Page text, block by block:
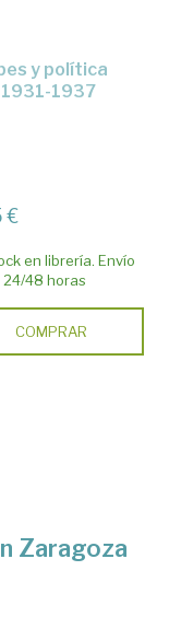
1937
€
en librería. Envío
24/48 horas
COMPRAR
Zaragoza